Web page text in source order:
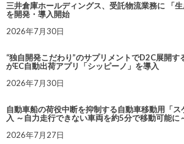
三井倉庫ホールディングス、受託物流業務に 「生
を開発・導入開始
2026年7月30日
“独自開発こだわり”のサプリメントでD2C展開す
がEC自動出荷アプリ「シッピーノ」を導入
2026年7月30日
自動車船の荷役中断を抑制する自動車移動用「
入 ～自力走行できない車両を約5分で移動可能に
2026年7月27日